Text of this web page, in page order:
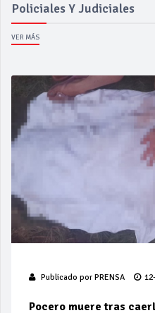
Policiales Y Judiciales
VER MÁS
Publicado por PRENSA
Pocero muere tras